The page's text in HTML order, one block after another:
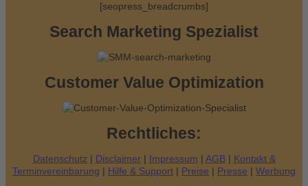
[seopress_breadcrumbs]
Search Marketing Spezialist
Customer Value Optimization
Rechtliches:
Datenschutz | Disclaimer| Impressum | AGB| Kontakt &
Terminvereinbarung | Hilfe & Support | Preise | Presse | Werbung